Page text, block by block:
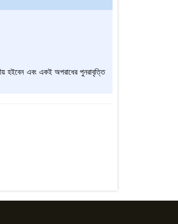
হইবেন এবং একই অপরাধের পুনরাবৃত্তি